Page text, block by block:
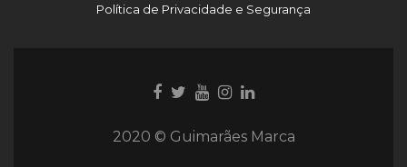
Política de Privacidade e Segurança
Ligação
Facebook
Ligação
Twitter
Youtube
Ligação
Instagram
Ligação
Instagram
2020 © Guimarães Marca